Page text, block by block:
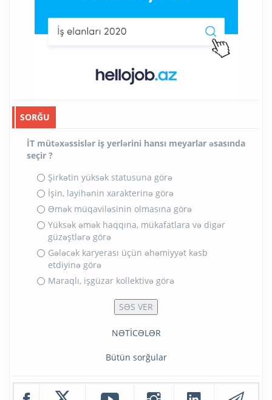
SORĞU
İT mütəxəssislər iş yerlərini hansı meyarlar əsasında
seçir ?
Şirkətin yüksək statusuna görə
İşin, layihənin xarakterinə görə
Əmək müqaviləsinin olmasına görə
Yüksək əmək haqqına, mükafatlara və digər
güzəştlərə görə
Gələcək karyerası üçün əhəmiyyət kəsb
etdiyinə görə
Maraqlı, işgüzar kollektivə görə
NƏTİCƏLƏR
Bütün sorğular